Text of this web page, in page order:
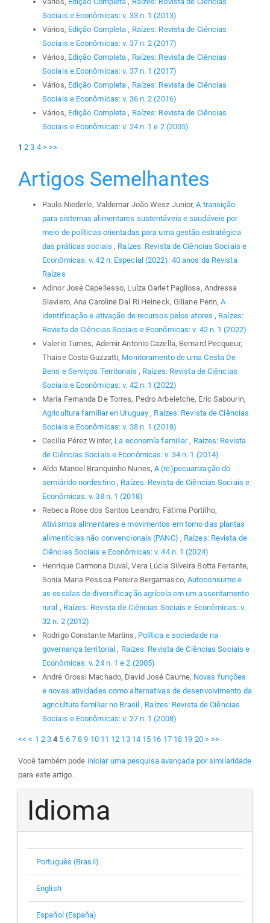
Sociais e Econômicas: v. 33 n. 1 (2013)
Vários, Edição Completa , Raízes: Revista de Ciências
Sociais e Econômicas: v. 37 n. 2 (2017)
Vários, Edição Completa , Raízes: Revista de Ciências
Sociais e Econômicas: v. 37 n. 1 (2017)
Vários, Edição Completa , Raízes: Revista de Ciências
Sociais e Econômicas: v. 36 n. 2 (2016)
Vários, Edição Completa , Raízes: Revista de Ciências
Sociais e Econômicas: v. 24 n. 1 e 2 (2005)
1 2 3 4 > >>
Artigos Semelhantes
Paulo Niederle, Valdemar João Wesz Junior,A transição
para sistemas alimentares sustentáveis e saudáveis por
meio de políticas orientadas para uma gestão estratégica
das práticas sociais , Raízes: Revista de Ciências Sociais e
Econômicas: v. 42 n. Especial (2022): 40 anos da Revista
Raízes
Adinor José Capellesso, Luíza Garlet Pagliosa, Andressa
Slaviero, Ana Caroline Dal Ri Heineck, Giliane Perin,A
identificação e ativação de recursos pelos atores , Raízes:
Revista de Ciências Sociais e Econômicas: v. 42 n. 1 (2022)
Valerio Turnes, Ademir Antonio Cazella, Bernard Pecqueur,
Thaise Costa Guzzatti, Monitoramento de uma Cesta De
Bens e Serviços Territoriais , Raízes: Revista de Ciências
Sociais e Econômicas: v. 42 n. 1 (2022)
María Fernanda De Torres, Pedro Arbeletche, Eric Sabourin,
Agricultura familiar en Uruguay , Raízes: Revista de Ciências
Sociais e Econômicas: v. 38 n. 1 (2018)
Cecilia Pérez Winter, La economía familiar , Raízes: Revista
de Ciências Sociais e Econômicas: v. 34 n. 1 (2014)
Aldo Manoel Branquinho Nunes,A (re)pecuarização do
semiárido nordestino , Raízes: Revista de Ciências Sociais e
Econômicas: v. 38 n. 1 (2018)
Rebeca Rose dos Santos Leandro, Fátima Portilho,
Ativismos alimentares e movimentos em torno das plantas
alimentícias não convencionais (PANC) , Raízes: Revista de
Ciências Sociais e Econômicas: v. 44 n. 1 (2024)
Henrique Carmona Duval, Vera Lúcia Silveira Botta Ferrante,
Sonia Maria Pessoa Pereira Bergamasco, Autoconsumo e
as escalas de diversificação agrícola em um assentamento
rural , Raízes: Revista de Ciências Sociais e Econômicas: v.
32 n. 2 (2012)
Rodrigo Constante Martins, Política e sociedade na
governança territorial , Raízes: Revista de Ciências Sociais e
Econômicas: v. 24 n. 1 e 2 (2005)
André Grossi Machado, David José Caume, Novas funções
e novas atividades como alternativas de desenvolvimento da
agricultura familiar no Brasil , Raízes: Revista de Ciências
Sociais e Econômicas: v. 27 n. 1 (2008)
<< < 1 2 3 4 5 6 7 8 9 10 11 12 13 14 15 16 17 18 19 20 > >>
Você também pode iniciar uma pesquisa avançada por similaridade
para este artigo.
Idioma
Português (Brasil)
English
Español (España)